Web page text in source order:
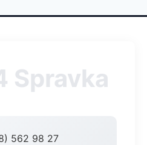
Spravka
562 98 27